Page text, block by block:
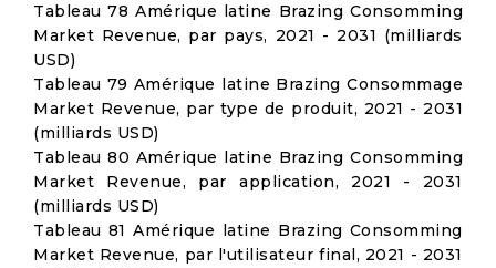
Tableau 78 Amérique latine Brazing Consomming
Market Revenue, par pays, 2021 - 2031 (milliards
USD)
Tableau 79 Amérique latine Brazing Consommage
Market Revenue, par type de produit, 2021 - 2031
(milliards USD)
Tableau 80 Amérique latine Brazing Consomming
Market Revenue, par application, 2021 - 2031
(milliards USD)
Tableau 81 Amérique latine Brazing Consomming
Market Revenue, par l'utilisateur final, 2021 - 2031